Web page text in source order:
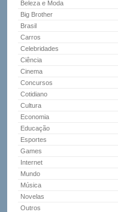
Beleza e Moda
Big Brother
Brasil
Carros
Celebridades
Ciência
Cinema
Concursos
Cotidiano
Cultura
Economia
Educação
Esportes
Games
Internet
Mundo
Música
Novelas
Outros